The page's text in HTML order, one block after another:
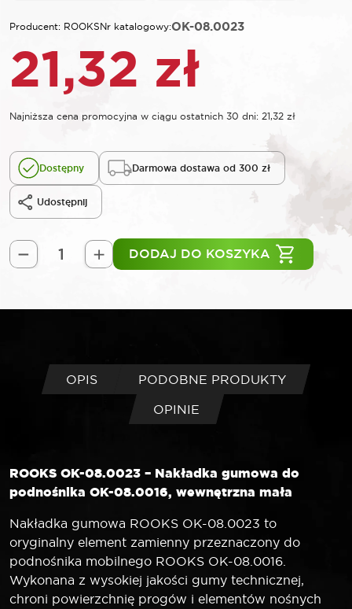
Producent: ROOKSNr katalogowy:OK-08.0023
21,32 zł
Najniższa cena promocyjna w ciągu ostatnich 30 dni: 21,32 zł
Dostępny Darmowa dostawa od 300 zł
Udostępnij
ilość
OK-
08.0016
wewnętrzna
DODAJ DO KOSZYKA
OPIS
PODOBNE PRODUKTY
OPINIE
ROOKS OK-08.0023 – Nakładka gumowa do
podnośnika OK-08.0016, wewnętrzna mała
Nakładka gumowa ROOKS OK-08.0023 to
oryginalny element zamienny przeznaczony do
podnośnika mobilnego ROOKS OK-08.0016.
Wykonana z wysokiej jakości gumy technicznej,
chroni powierzchnię progów i elementów nośnych